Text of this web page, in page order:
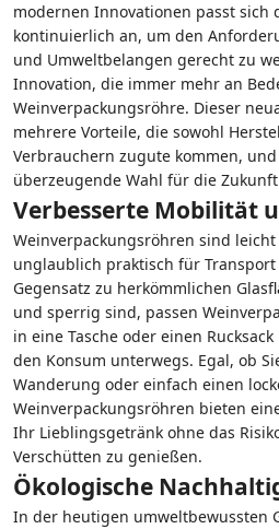
modernen Innovationen passt sich
kontinuierlich an, um den
und Umweltbelangen gerecht zu
Innovation, die immer mehr an
Weinverpackungsröhre. Dieser
mehrere Vorteile, die sowohl
Verbrauchern zugute kommen,
überzeugende Wahl für die
Verbesserte Mobilität
Weinverpackungsröhren sind
unglaublich praktisch für
Gegensatz zu herkömmlichen
und sperrig sind, passen
in eine Tasche oder einen
den Konsum unterwegs. Egal, ob
Wanderung oder einfach einen
Weinverpackungsröhren bieten
Ihr Lieblingsgetränk ohne das
Verschütten zu genießen.
Ökologische
In der heutigen umweltbewussten